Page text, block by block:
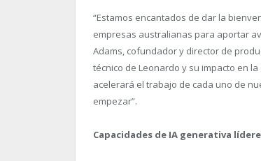
“Estamos encantados de dar la
empresas australianas para aportar
Adams, cofundador y director de
técnico de Leonardo y su impacto en
acelerará el trabajo de cada uno de
empezar”.
Capacidades de IA generativa